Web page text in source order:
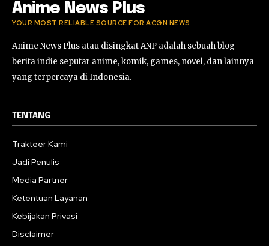
Anime News Plus
YOUR MOST RELIABLE SOURCE FOR ACGN NEWS
Anime News Plus atau disingkat ANP adalah sebuah blog
berita indie seputar anime, komik, games, novel, dan lainnya
yang terpercaya di Indonesia.
TENTANG
Trakteer Kami
Jadi Penulis
Media Partner
Ketentuan Layanan
Kebijakan Privasi
Disclaimer